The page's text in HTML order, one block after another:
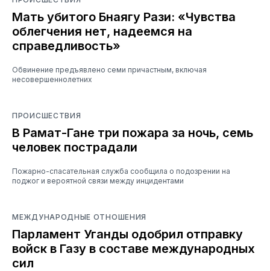
Мать убитого Бнаягу Рази: «Чувства
облегчения нет, надеемся на
справедливость»
Обвинение предъявлено семи причастным, включая
несовершеннолетних
ПРОИСШЕСТВИЯ
В Рамат-Гане три пожара за ночь, семь
человек пострадали
Пожарно-спасательная служба сообщила о подозрении на
поджог и вероятной связи между инцидентами
МЕЖДУНАРОДНЫЕ ОТНОШЕНИЯ
Парламент Уганды одобрил отправку
войск в Газу в составе международных
сил